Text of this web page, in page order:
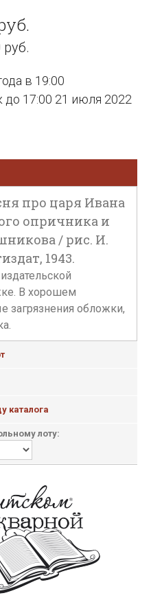
в 19:00
17:00 21 июля 2022
про царя Ивана
опричника и
/ рис. И.
1943.
В хорошем
загрязнения обложки,
каталога
лоту: